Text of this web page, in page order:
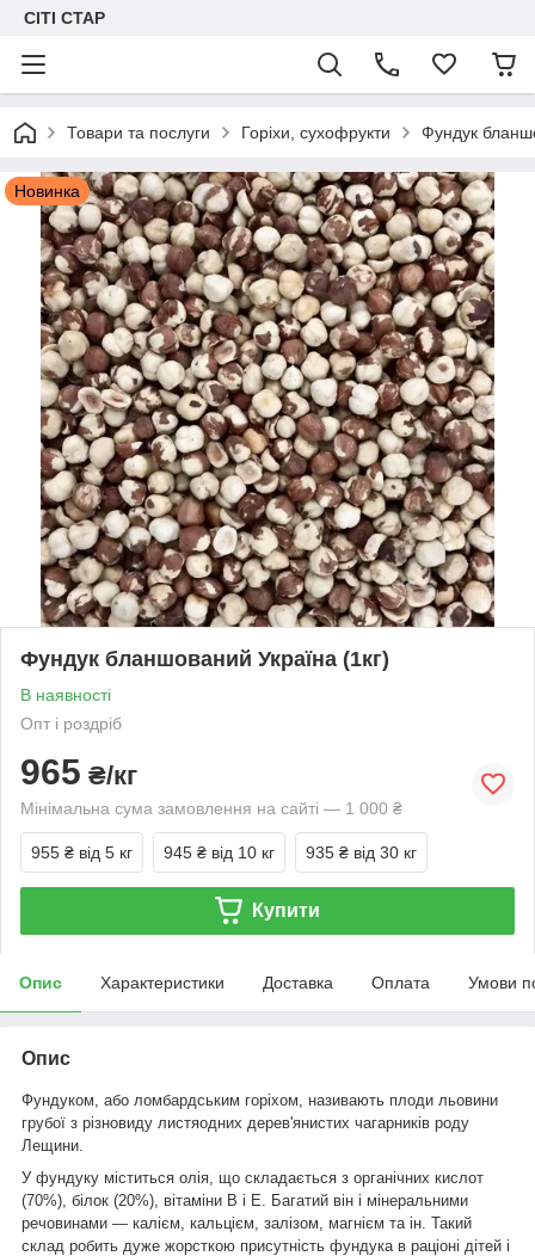
СІТІ СТАР
Товари та послуги Горіхи, сухофрукти Фундук
Новинка
Фундук бланшований Україна (1кг)
В наявності
Опт і роздріб
965 ₴/кг
Мінімальна сума замовлення на сайті — 1 000 ₴
955 ₴ від 5 кг 945 ₴ від 10 кг 935 ₴ від 30 кг
Купити
Опис Характеристики Доставка Оплата Умови
Опис
Фундуком, або ломбардським горіхом, називають плоди льовини
грубої з різновиду листяодних дерев'янистих чагарників роду
Лещини.
У фундуку міститься олія, що складається з органічних кислот
(70%), білок (20%), вітаміни В і Е. Багатий він і мінеральними
речовинами — калієм, кальцієм, залізом, магнієм та ін. Такий
склад робить дуже жорсткою присутність фундука в раціоні дітей і